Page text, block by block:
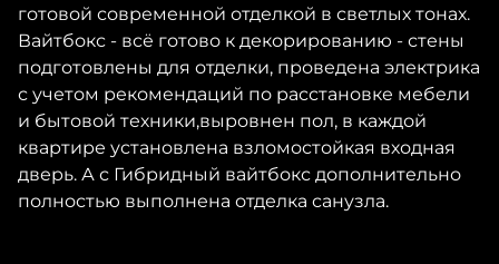
готовой современной отделкой в светлых тонах.
Вайтбокс - всё готово к декорированию - стены
подготовлены для отделки, проведена электрика
с учетом рекомендаций по расстановке мебели
и бытовой техники,выровнен пол, в каждой
квартире установлена взломостойкая входная
дверь. А с Гибридный вайтбокс дополнительно
полностью выполнена отделка санузла.